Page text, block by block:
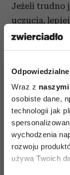
Wraz z
osobiste dane,
technologii jak
wychodzenia
rozwoju
używa Twoich
Jeżeli trudno
uczucia,
powiedzieć –
Lepszym
wspólnie
efekty, ale też
jestem trochę
przychodząc
abyśmy lepiej
budowaniem